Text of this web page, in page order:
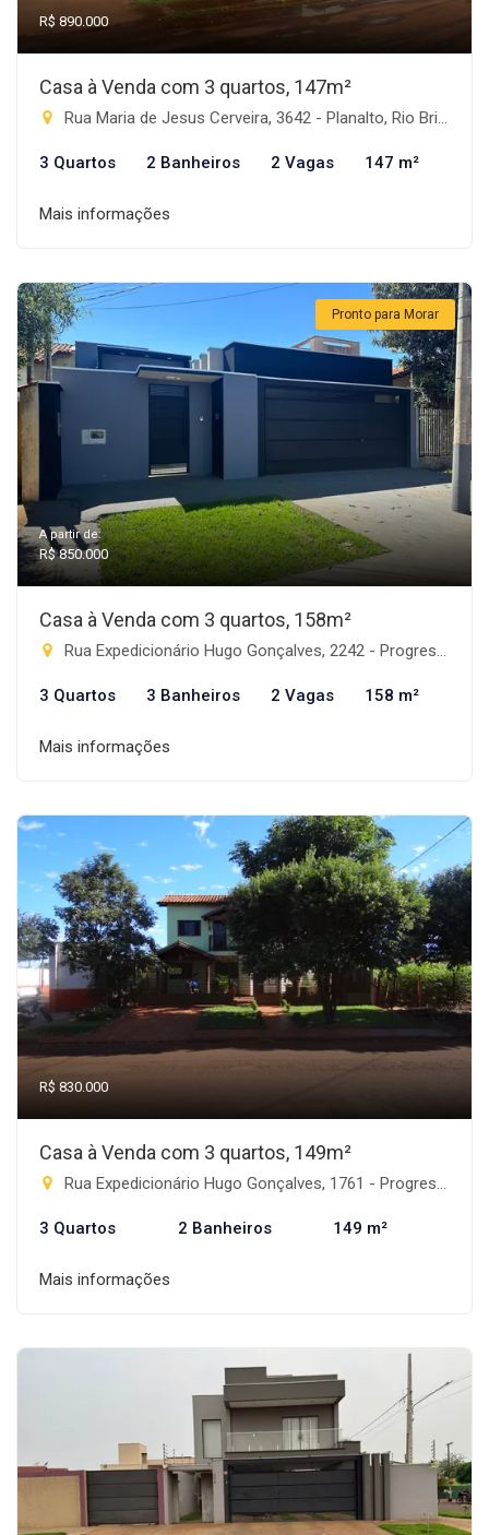
R$ 890.000
Casa à Venda com 3 quartos, 147m²
Rua Maria de Jesus Cerveira, 3642 - Planalto, Rio Brilhante-MS
3 Quartos 2 Banheiros 2 Vagas 147 m²
Mais informações
Pronto para Morar
A partir de:
R$ 850.000
Casa à Venda com 3 quartos, 158m²
Rua Expedicionário Hugo Gonçalves, 2242 - Progresso, Rio Brilhante-MS
3 Quartos 3 Banheiros 2 Vagas 158 m²
Mais informações
R$ 830.000
Casa à Venda com 3 quartos, 149m²
Rua Expedicionário Hugo Gonçalves, 1761 - Progresso, Rio Brilhante-MS
3 Quartos 2 Banheiros 149 m²
Mais informações